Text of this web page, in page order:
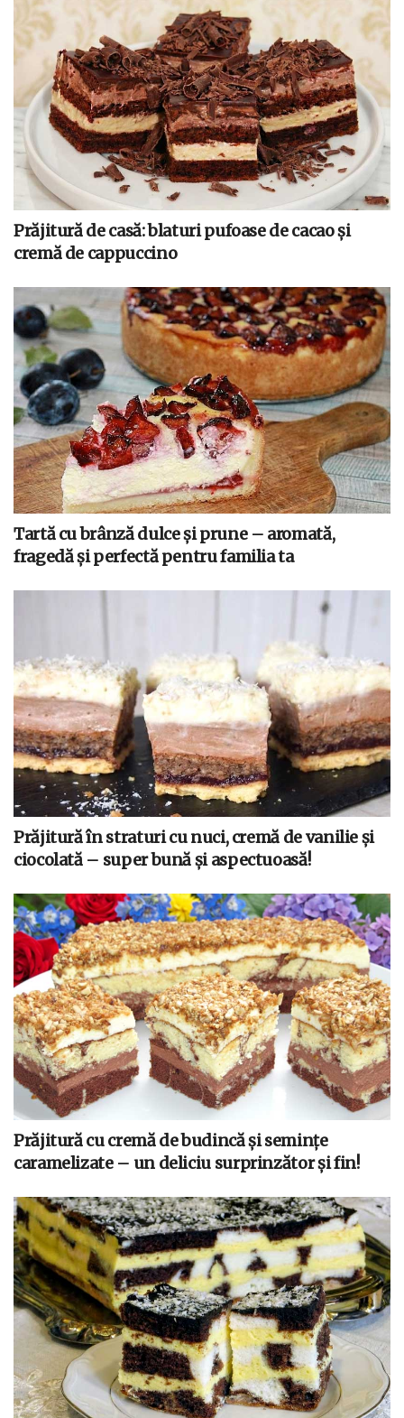
Prăjitură de casă: blaturi pufoase de cacao și
cremă de cappuccino
Tartă cu brânză dulce și prune – aromată,
fragedă și perfectă pentru familia ta
Prăjitură în straturi cu nuci, cremă de vanilie și
ciocolată – super bună și aspectuoasă!
Prăjitură cu cremă de budincă și semințe
caramelizate – un deliciu surprinzător și fin!